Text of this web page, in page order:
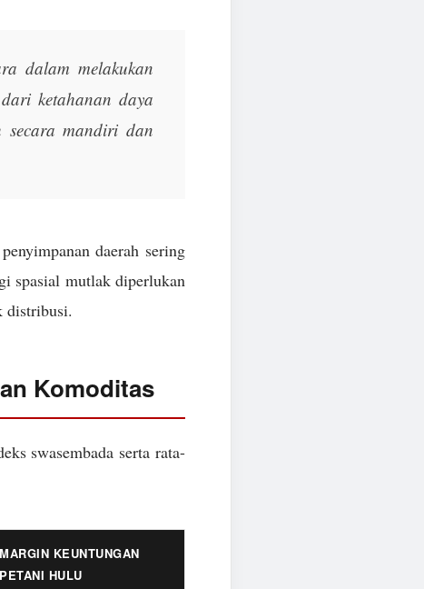
dalam melakukan
ketahanan daya
secara mandiri dan
daerah sering
spasial mutlak diperlukan
distribusi.
Komoditas
swasembada serta rata-
MARGIN KEUNTUNGAN
PETANI HULU